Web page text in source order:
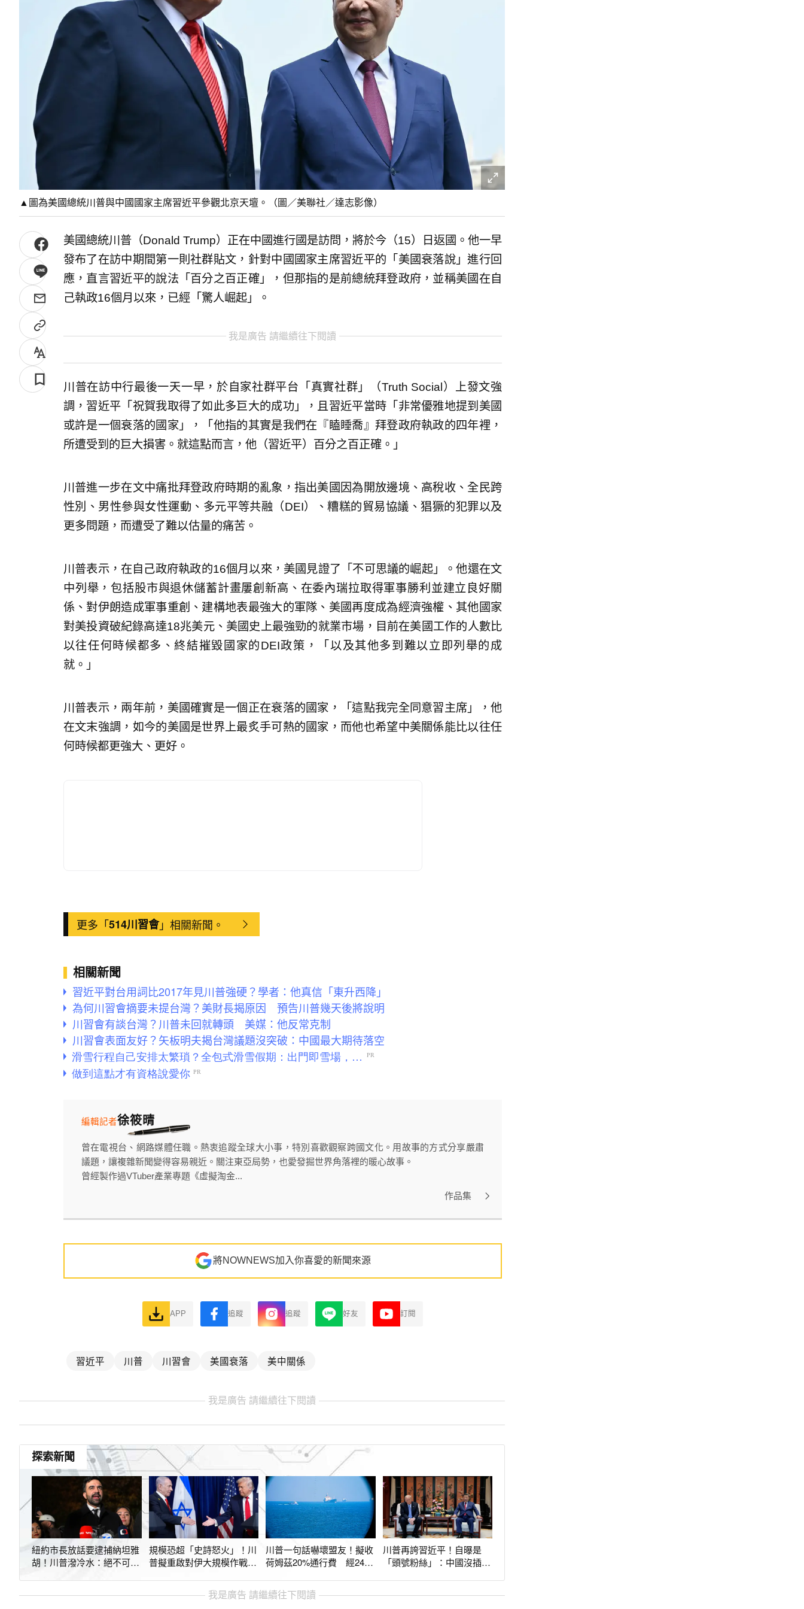
▲圖為美國總統川普與中國國家主席習近平參觀北京天壇。（圖／美聯社／達志影像）
美國總統川普（Donald Trump）正在中國進行國是訪問，將於今（15）日返國。他一早
發布了在訪中期間第一則社群貼文，針對中國國家主席習近平的「美國衰落說」進行回
應，直言習近平的說法「百分之百正確」，但那指的是前總統拜登政府，並稱美國在自
己執政16個月以來，已經「驚人崛起」。
我是廣告 請繼續往下閱讀
川普在訪中行最後一天一早，於自家社群平台「真實社群」（Truth Social）上發文強
調，習近平「祝賀我取得了如此多巨大的成功」，且習近平當時「非常優雅地提到美國
或許是一個衰落的國家」，「他指的其實是我們在『瞌睡喬』拜登政府執政的四年裡，
所遭受到的巨大損害。就這點而言，他（習近平）百分之百正確。」
川普進一步在文中痛批拜登政府時期的亂象，指出美國因為開放邊境、高稅收、全民跨
性別、男性參與女性運動、多元平等共融（DEI）、糟糕的貿易協議、猖獗的犯罪以及
更多問題，而遭受了難以估量的痛苦。
川普表示，在自己政府執政的16個月以來，美國見證了「不可思議的崛起」。他還在文
中列舉，包括股市與退休儲蓄計畫屢創新高、在委內瑞拉取得軍事勝利並建立良好關
係、對伊朗造成軍事重創、建構地表最強大的軍隊、美國再度成為經濟強權、其他國家
對美投資破紀錄高達18兆美元、美國史上最強勁的就業市場，目前在美國工作的人數比
以往任何時候都多、終結摧毀國家的DEI政策，「以及其他多到難以立即列舉的成
就。」
川普表示，兩年前，美國確實是一個正在衰落的國家，「這點我完全同意習主席」，他
在文末強調，如今的美國是世界上最炙手可熱的國家，而他也希望中美關係能比以往任
何時候都更強大、更好。
更多「514川習會」相關新聞。
相關新聞
習近平對台用詞比2017年見川普強硬？學者：他真信「東升西降」
為何川習會摘要未提台灣？美財長揭原因 預告川普幾天後將說明
川習會有談台灣？川普未回就轉頭 美媒：他反常克制
川習會表面友好？矢板明夫揭台灣議題沒突破：中國最大期待落空
徐筱晴
編輯記者
曾在電視台、網路媒體任職。熱衷追蹤全球大小事，特別喜歡觀察跨國文化。用故事的方式分享嚴肅
議題，讓複雜新聞變得容易親近。關注東亞局勢，也愛發掘世界角落裡的暖心故事。
曾經製作過VTuber產業專題《虛擬淘金...
作品集
將NOWNEWS加入你喜愛的新聞來源
APP 追蹤 追蹤 好友 訂閱
習近平 川普 川習會 美國衰落 美中關係
我是廣告 請繼續往下閱讀
探索新聞
紐約市長放話要逮捕納坦雅
胡！川普潑冷水：絕不可能
規模恐超「史詩怒火」！川
普擬重啟對伊大規模作戰
川普一句話嚇壞盟友！擬收
荷姆茲20%通行費 經24hr
川普再誇習近平！自曝是
「頭號粉絲」：中國沒插手
我是廣告 請繼續往下閱讀